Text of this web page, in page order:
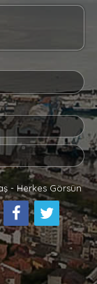
- Herkes Görsün